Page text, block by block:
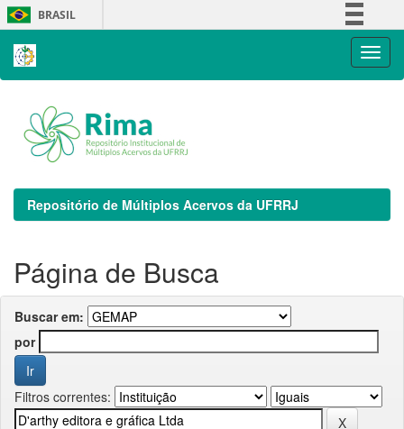
Skip
navigation
BRASIL
Repositório de Múltiplos Acervos da UFRRJ
Página de Busca
Buscar em:
por
Filtros correntes: